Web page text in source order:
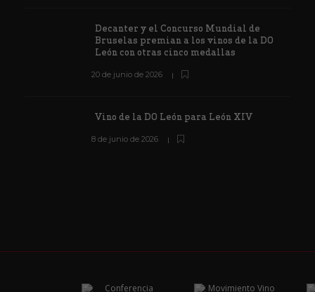
Decanter y el Concurso Mundial de
Bruselas premian a los vinos de la DO
León con otras cinco medallas
20 de junio de 2026
Vino de la DO León para León XIV
8 de junio de 2026